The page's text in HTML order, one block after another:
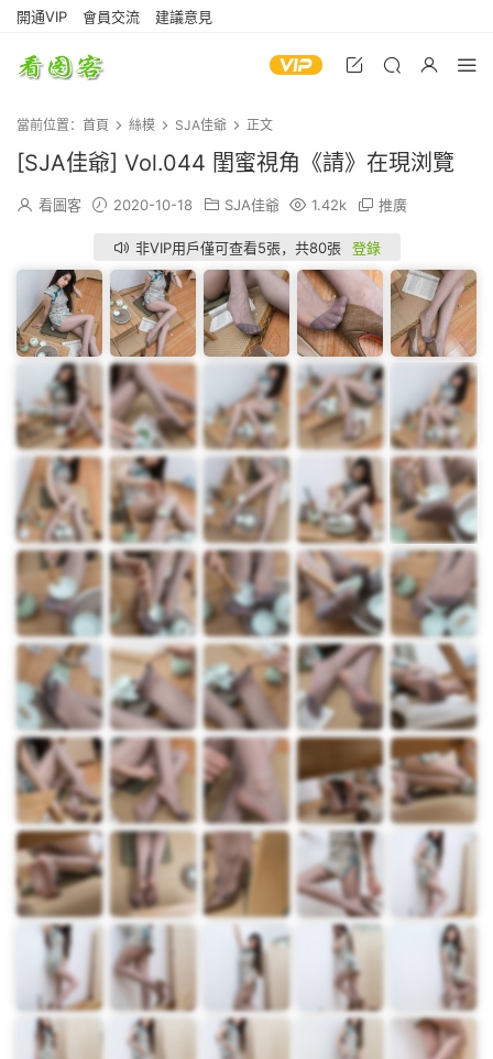
開通VIP 會員交流 建議意見
當前位置： 首頁 絲模 SJA佳爺 正文
[SJA佳爺] Vol.044 閨蜜視角《請》在現浏覽
看圖客 2020-10-18 SJA佳爺 1.42k 推廣
非VIP用戶僅可查看5張，共80張 登錄